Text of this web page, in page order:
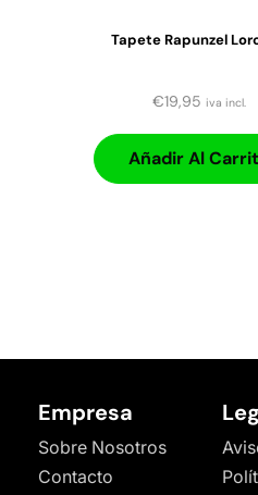
Tapete Rapunzel
€19,95 iva incl.
Añadir Al
Empresa
Sobre Nosotros
Contacto